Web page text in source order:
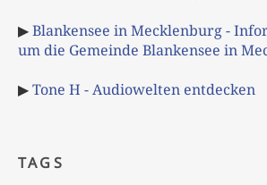
▶Blankensee in Mecklenburg -
um die Gemeinde Blankensee in
▶Tone H - Audiowelten entdecken
TAGS